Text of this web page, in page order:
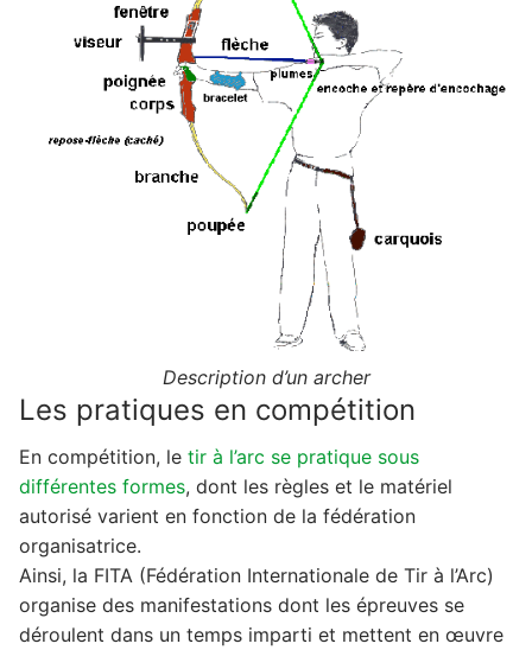
Description d’un archer
Les pratiques en compétition
En compétition, le tir à l’arc se pratique sous
différentes formes, dont les règles et le matériel
autorisé varient en fonction de la fédération
organisatrice.
Ainsi, la FITA (Fédération Internationale de Tir à l’Arc)
organise des manifestations dont les épreuves se
déroulent dans un temps imparti et mettent en œuvre